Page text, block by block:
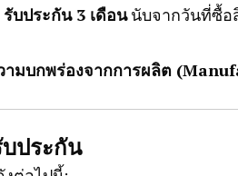
รับประกัน 3 เดือนนับจากวันที่ซื้อ
ามบกพร่องจากการผลิต
ประกัน